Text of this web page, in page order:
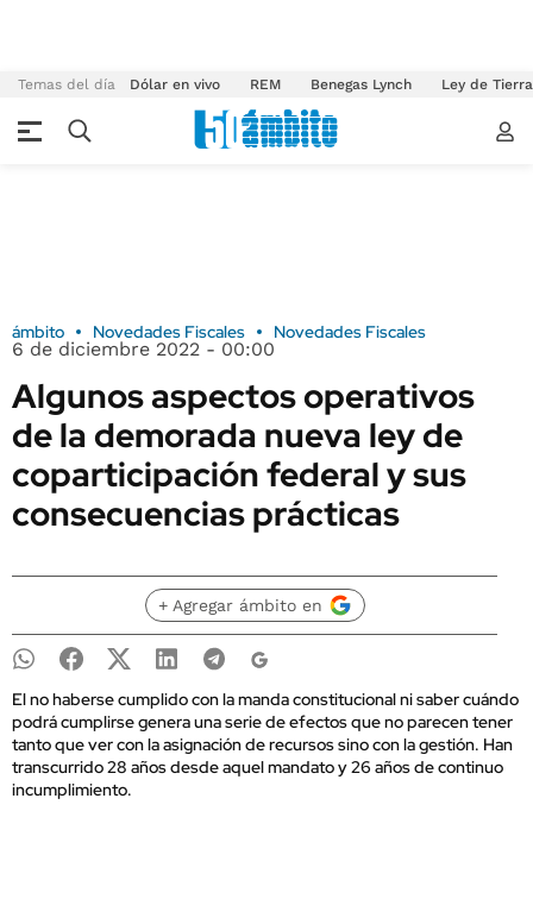
Temas del día Dólar en vivo REM Benegas Lynch Ley de
ámbito Novedades Fiscales Novedades Fiscales
6 de diciembre 2022 - 00:00
Algunos aspectos operativos
de la demorada nueva ley de
coparticipación federal y sus
consecuencias prácticas
+ Agregar ámbito en
El no haberse cumplido con la manda constitucional ni saber cuándo
podrá cumplirse genera una serie de efectos que no parecen tener
tanto que ver con la asignación de recursos sino con la gestión. Han
transcurrido 28 años desde aquel mandato y 26 años de continuo
incumplimiento.